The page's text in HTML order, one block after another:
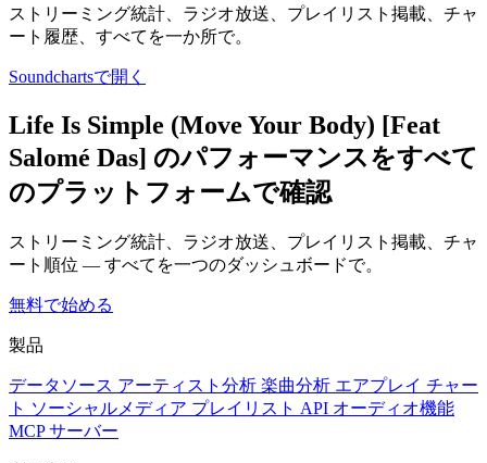
ストリーミング統計、ラジオ放送、プレイリスト掲載、チャ
ート履歴、すべてを一か所で。
Soundchartsで開く
Life Is Simple (Move Your Body) [Feat
Salomé Das] のパフォーマンスをすべて
のプラットフォームで確認
ストリーミング統計、ラジオ放送、プレイリスト掲載、チャ
ート順位 — すべてを一つのダッシュボードで。
無料で始める
製品
データソース アーティスト分析 楽曲分析 エアプレイ チャー
ト ソーシャルメディア プレイリスト API オーディオ機能
MCP サーバー